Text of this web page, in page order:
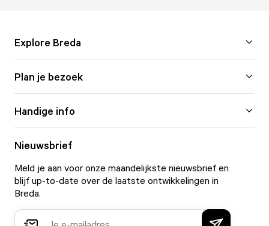
Explore Breda
Plan je bezoek
Handige info
Nieuwsbrief
Meld je aan voor onze maandelijkste nieuwsbrief en
blijf up-to-date over de laatste ontwikkelingen in
Breda.